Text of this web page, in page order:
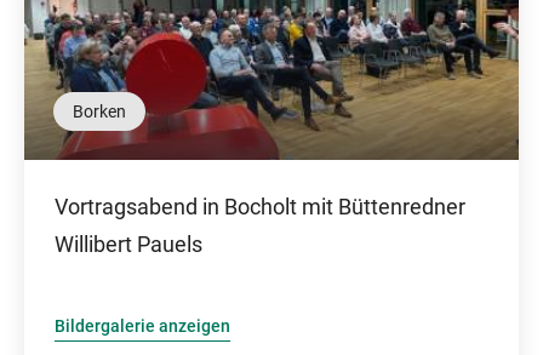
Borken
Vortragsabend in Bocholt mit Büttenredner
Willibert Pauels
Bildergalerie anzeigen